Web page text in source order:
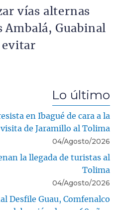
vías alternas
Ambalá, Guabinal
evitar
Lo último
en Ibagué de cara a la
visita de Jaramillo al Tolima
04/Agosto/2026
la llegada de turistas al
Tolima
04/Agosto/2026
Desfile Guau, Comfenalco